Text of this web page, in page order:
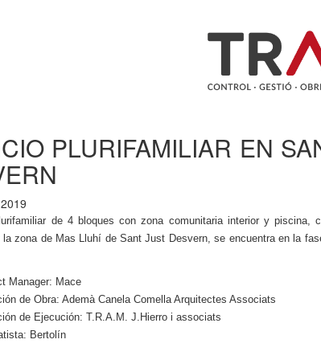
PLURIFAMILIAR EN
de 4 bloques con zona comunitaria interior y piscina,
zona de Mas Lluhí de Sant Just Desvern, se encuentra en la
Manager: Mace
de Obra: Ademà Canela Comella Arquitectes Associats
de Ejecución: T.R.A.M. J.Hierro i associats
Bertolín